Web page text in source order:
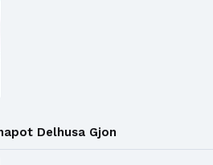
Delhusa Gjon